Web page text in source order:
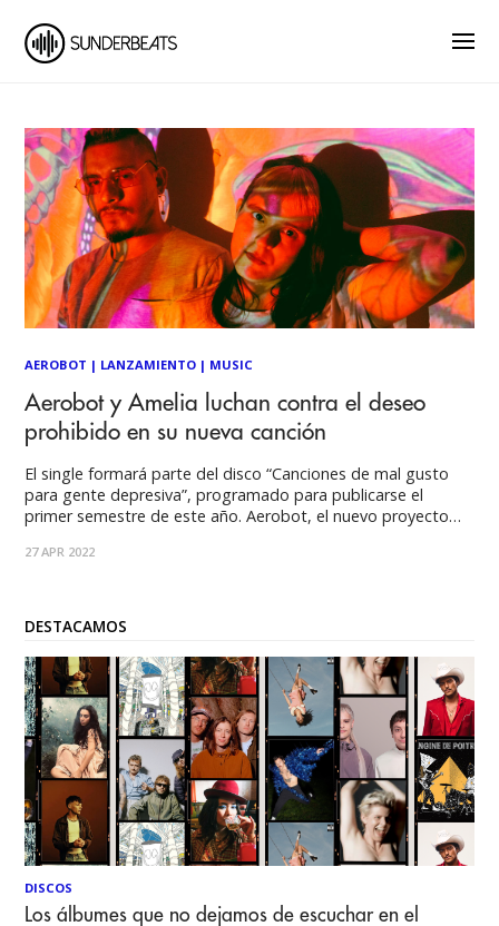
AEROBOT | LANZAMIENTO | MUSIC
Aerobot y Amelia luchan contra el deseo
prohibido en su nueva canción
El single formará parte del disco “Canciones de mal gusto
para gente depresiva”, programado para publicarse el
primer semestre de este año. Aerobot, el nuevo proyecto
rock Parálisis del Sueño), sigue mostrando canciones de su
27 APR 2022
DESTACAMOS
DISCOS
Los álbumes que no dejamos de escuchar en el